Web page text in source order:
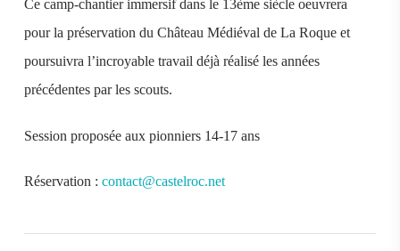
Ce camp-chantier immersif dans le 13ème siècle oeuvrera
pour la préservation du Château Médiéval de La Roque et
poursuivra l’incroyable travail déjà réalisé les années
précédentes par les scouts.
Session proposée aux pionniers 14-17 ans
Réservation : contact@castelroc.net